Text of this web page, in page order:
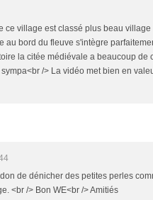
ce village est classé plus beau
au bord du fleuve s'intègre
la citée médiévale a beaucoup de
/> La vidéo met bien en
de dénicher des petites perles
<br /> Bon WE<br /> Amitiés